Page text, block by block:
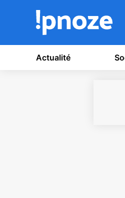
Actualité